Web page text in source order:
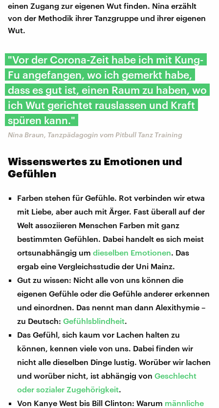
einen Zugang zur eigenen Wut finden. Nina erzählt
von der Methodik ihrer Tanzgruppe und ihrer eigenen
Wut.
"Vor der Corona-Zeit habe ich mit Kung-
Fu angefangen, wo ich gemerkt habe,
dass es gut ist, einen Raum zu haben, wo
ich Wut gerichtet rauslassen und Kraft
spüren kann."
Nina Braun, Tanzpädagogin vom Pitbull Tanz Training
Wissenswertes zu Emotionen und
Gefühlen
Farben stehen für Gefühle. Rot verbinden wir etwa
mit Liebe, aber auch mit Ärger. Fast überall auf der
Welt assoziieren Menschen Farben mit ganz
bestimmten Gefühlen. Dabei handelt es sich meist
ortsunabhängig umdieselben Emotionen. Das
ergab eine Vergleichsstudie der Uni Mainz.
Gut zu wissen: Nicht alle von uns können die
eigenen Gefühle oder die Gefühle anderer erkennen
und einordnen. Das nennt man dann Alexithymie –
zu Deutsch:Gefühlsblindheit.
Das Gefühl, sich kaum vor Lachen halten zu
können, kennen viele von uns. Dabei finden wir
nicht alle dieselben Dinge lustig. Worüber wir lachen
und worüber nicht, ist abhängig vonGeschlecht
oder sozialer Zugehörigkeit.
Von Kanye West bis Bill Clinton: Warum männliche